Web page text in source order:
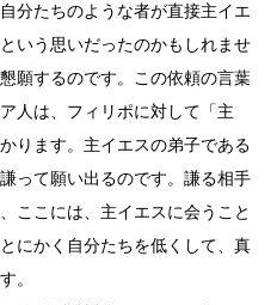
分たちのような者が直接主イエ
いう思いだったのかもしれませ
願するのです。この依頼の言葉
人は、フィリポに対して「主
ります。主イエスの弟子である
って願い出るのです。謙る相手
ここには、主イエスに会うこと
にかく自分たちを低くして、真
。